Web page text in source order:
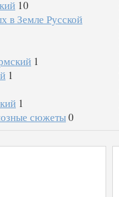
10
в Земле Русской
1
1
1
сюжеты0